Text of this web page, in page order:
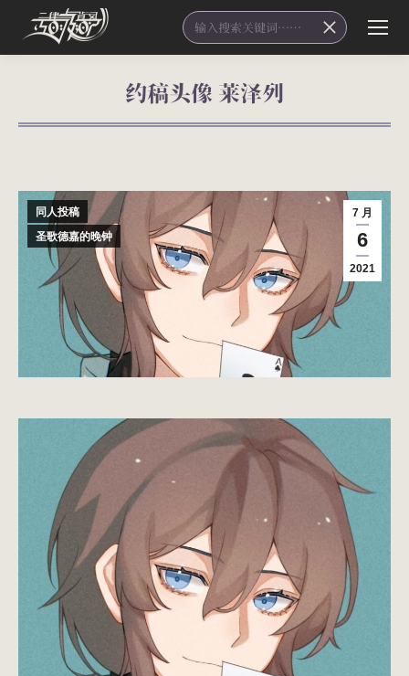
Search:
约稿头像 莱泽列
您在这里：
7 月
6
2021
同人投稿
圣歌德嘉的晚钟